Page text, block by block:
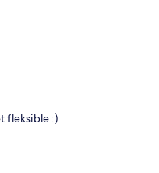
fleksible :)